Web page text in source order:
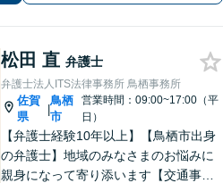
松田 直 弁護士
弁護士法人ITS法律事務所 鳥栖事務所
佐賀
県
|
鳥栖
市
営業時間：09:00~17:00（平
日）
【弁護士経験10年以上】【鳥栖市出身
の弁護士】地域のみなさまのお悩みに
親身になって寄り添います【交通事